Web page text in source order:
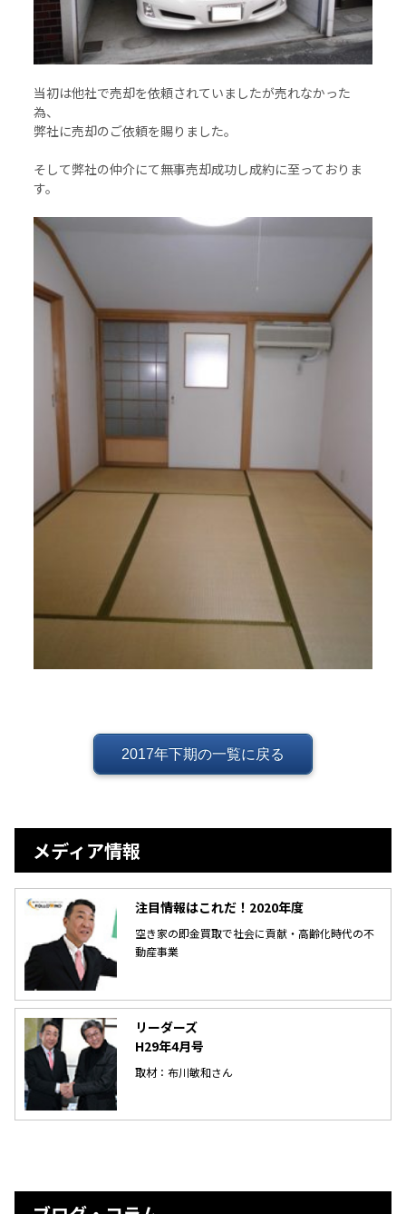
当初は他社で売却を依頼されていましたが売れなかった
為、
弊社に売却のご依頼を賜りました。
そして弊社の仲介にて無事売却成功し成約に至っておりま
す。
2017年下期の一覧に戻る
メディア情報
注目情報はこれだ！2020年度
空き家の即金買取で社会に貢献・高齢化時代の不
動産事業
リーダーズ
H29年4月号
取材：布川敏和さん